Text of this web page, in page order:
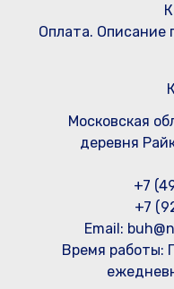
Оплата. Описание
Московская
деревня
+7
+7
Email:
Время работы: